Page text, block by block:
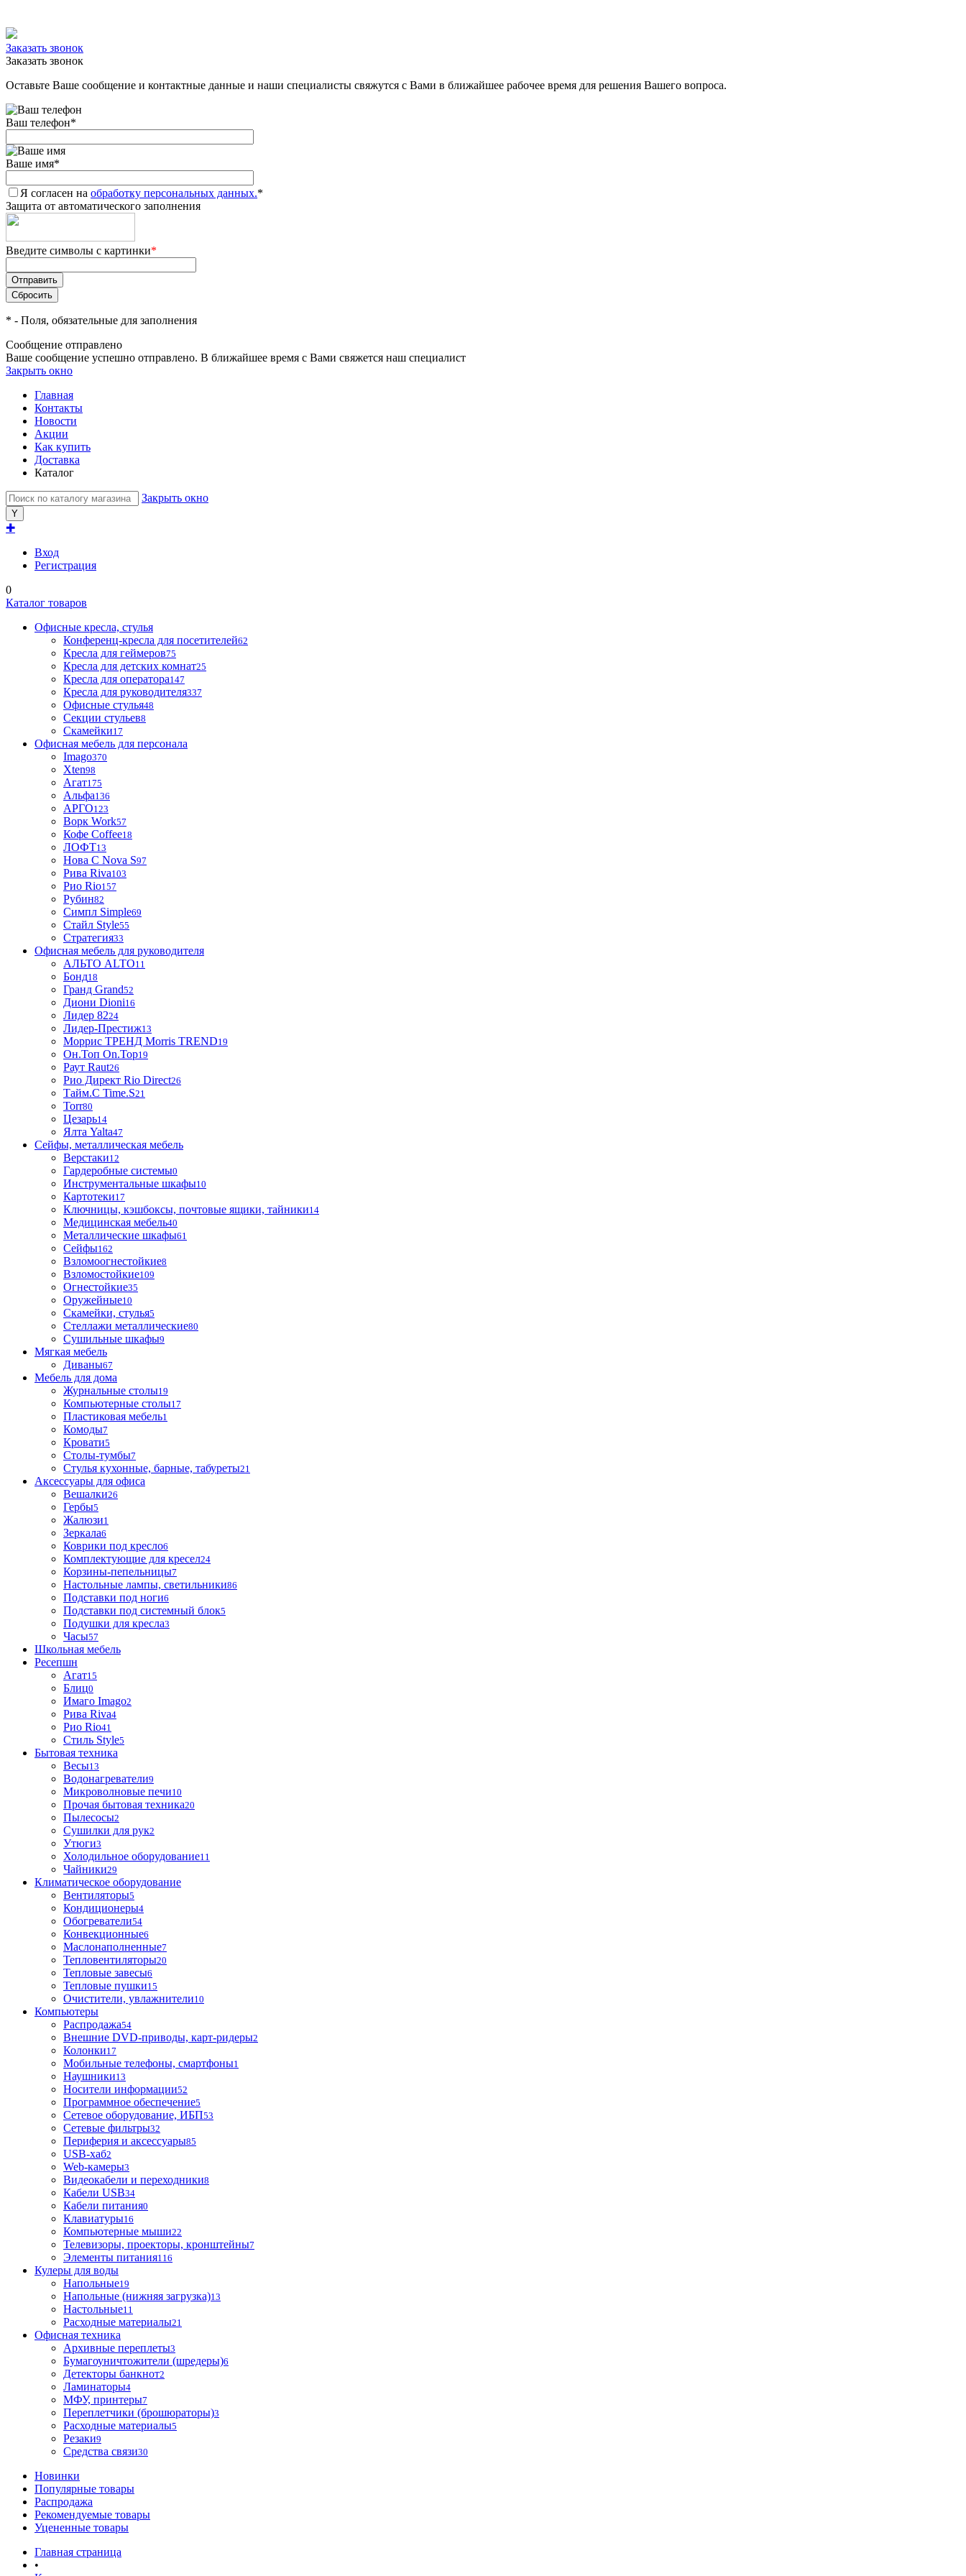
Заказать звонок
Заказать звонок
Оставьте Ваше сообщение и контактные данные и наши специалисты свяжутся с Вами в ближайшее рабочее время для решения Вашего вопроса.
Ваш телефон*
Ваше имя*
Я согласен на обработку персональных данных.*
Защита от автоматического заполнения
Введите символы с картинки*
* - Поля, обязательные для заполнения
Сообщение отправлено
Ваше сообщение успешно отправлено. В ближайшее время с Вами свяжется наш специалист
Закрыть окно
Главная
Контакты
Новости
Акции
Как купить
Доставка
Каталог
Закрыть окно
✚
Вход
Регистрация
0
Каталог товаров
Офисные кресла, стулья
Конференц-кресла для посетителей62
Кресла для геймеров75
Кресла для детских комнат25
Кресла для оператора147
Кресла для руководителя337
Офисные стулья48
Секции стульев8
Скамейки17
Офисная мебель для персонала
Imago370
Xten98
Агат175
Альфа136
АРГО123
Ворк Work57
Кофе Coffee18
ЛОФТ13
Нова С Nova S97
Рива Riva103
Рио Rio157
Рубин82
Симпл Simple69
Стайл Style55
Стратегия33
Офисная мебель для руководителя
АЛЬТО ALTO11
Бонд18
Гранд Grand52
Диони Dioni16
Лидер 8224
Лидер-Престиж13
Моррис ТРЕНД Morris TREND19
Он.Топ On.Top19
Раут Raut26
Рио Директ Rio Direct26
Тайм.С Time.S21
Torr80
Цезарь14
Ялта Yalta47
Сейфы, металлическая мебель
Верстаки12
Гардеробные системы0
Инструментальные шкафы10
Картотеки17
Ключницы, кэшбоксы, почтовые ящики, тайники14
Медицинская мебель40
Металлические шкафы61
Сейфы162
Взломоогнестойкие8
Взломостойкие109
Огнестойкие35
Оружейные10
Скамейки, стулья5
Стеллажи металлические80
Сушильные шкафы9
Мягкая мебель
Диваны67
Мебель для дома
Журнальные столы19
Компьютерные столы17
Пластиковая мебель1
Комоды7
Кровати5
Столы-тумбы7
Стулья кухонные, барные, табуреты21
Аксессуары для офиса
Вешалки26
Гербы5
Жалюзи1
Зеркала6
Коврики под кресло6
Комплектующие для кресел24
Корзины-пепельницы7
Настольные лампы, светильники86
Подставки под ноги6
Подставки под системный блок5
Подушки для кресла3
Часы57
Школьная мебель
Ресепшн
Агат15
Блиц0
Имаго Imago2
Рива Riva4
Рио Rio41
Стиль Style5
Бытовая техника
Весы13
Водонагреватели9
Микроволновые печи10
Прочая бытовая техника20
Пылесосы2
Сушилки для рук2
Утюги3
Холодильное оборудование11
Чайники29
Климатическое оборудование
Вентиляторы5
Кондиционеры4
Обогреватели54
Конвекционные6
Маслонаполненные7
Тепловентиляторы20
Тепловые завесы6
Тепловые пушки15
Очистители, увлажнители10
Компьютеры
Распродажа54
Внешние DVD-приводы, карт-ридеры2
Колонки17
Мобильные телефоны, смартфоны1
Наушники13
Носители информации52
Программное обеспечение5
Сетевое оборудование, ИБП53
Сетевые фильтры32
Периферия и аксессуары85
USB-хаб2
Web-камеры3
Видеокабели и переходники8
Кабели USB34
Кабели питания0
Клавиатуры16
Компьютерные мыши22
Телевизоры, проекторы, кронштейны7
Элементы питания116
Кулеры для воды
Напольные19
Напольные (нижняя загрузка)13
Настольные11
Расходные материалы21
Офисная техника
Архивные переплеты3
Бумагоуничтожители (шредеры)6
Детекторы банкнот2
Ламинаторы4
МФУ, принтеры7
Переплетчики (брошюраторы)3
Расходные материалы5
Резаки9
Средства связи30
Новинки
Популярные товары
Распродажа
Рекомендуемые товары
Уцененные товары
Главная страница
•